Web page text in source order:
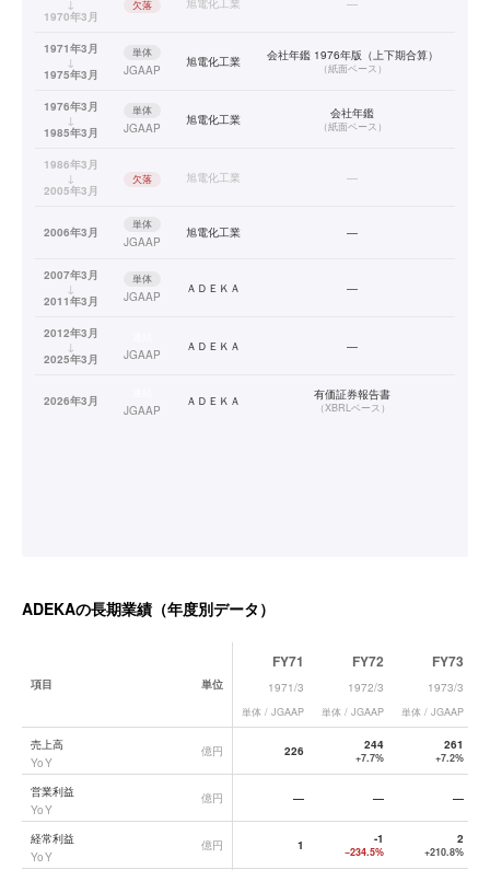
↓
1970年3月
欠落 旭電化工業 —
1971年3月
↓
1975年3月
単体
JGAAP
旭電化工業 会社年鑑 1976年版（上下期合算）
（紙面ベース）
1976年3月
↓
1985年3月
単体
JGAAP
旭電化工業 会社年鑑
（紙面ベース）
1986年3月
↓
2005年3月
欠落 旭電化工業 —
2006年3月
単体
JGAAP
旭電化工業 —
2007年3月
↓
2011年3月
単体
JGAAP
ＡＤＥＫＡ —
2012年3月
↓
2025年3月
JGAAP
ＡＤＥＫＡ —
2026年3月
JGAAP
ＡＤＥＫＡ 有価証券報告書
（XBRLベース）
ADEKAの長期業績（年度別データ）
ADEKAの長期業績データ一覧
項目 単位
FY71
1971/3
単体 / JGAAP
FY72
1972/3
単体 / JGAAP
FY73
1973/3
単体 / JGAAP
売上高
YoY
億円 226 244
+7.7%
261
+7.2%
営業利益
YoY
億円 — — —
経常利益
YoY
億円 1 -1
−234.5%
2
+210.8%